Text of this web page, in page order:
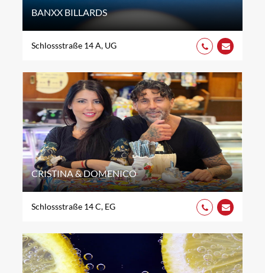
BANXX BILLARDS
Schlossstraße 14 A, UG
CRISTINA & DOMENICO
Schlossstraße 14 C, EG